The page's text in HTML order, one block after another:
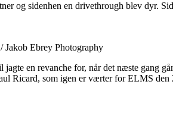
og sidenhen en drivethrough blev dyr.
Ebrey Photography
en revanche for, når det næste gang
Ricard, som igen er værter for ELMS den